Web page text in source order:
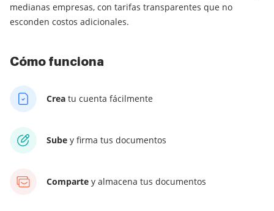
medianas empresas, con tarifas transparentes que no
esconden costos adicionales.
Cómo funciona
Crea tu cuenta fácilmente
Sube y firma tus documentos
Comparte y almacena tus documentos